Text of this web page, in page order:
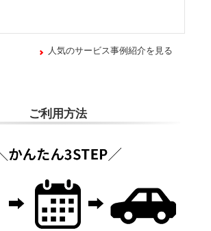
人気のサービス事例紹介を見る
ご利用方法